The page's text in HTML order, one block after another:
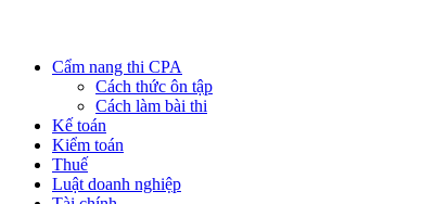
Cẩm nang thi CPA
Cách thức ôn tập
Cách làm bài thi
Kế toán
Kiểm toán
Thuế
Luật doanh nghiệp